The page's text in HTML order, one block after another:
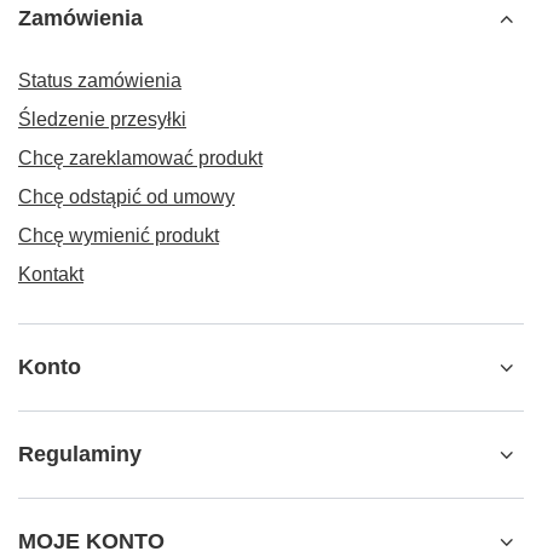
Zamówienia
Status zamówienia
Śledzenie przesyłki
Chcę zareklamować produkt
Chcę odstąpić od umowy
Chcę wymienić produkt
Kontakt
Konto
Regulaminy
MOJE KONTO